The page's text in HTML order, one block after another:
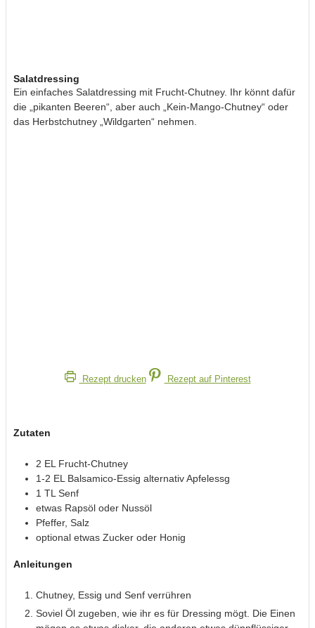
Salatdressing
Ein einfaches Salatdressing mit Frucht-Chutney. Ihr könnt dafür
die „pikanten Beeren“, aber auch „Kein-Mango-Chutney“ oder
das Herbstchutney „Wildgarten“ nehmen.
Rezept drucken Rezept auf Pinterest
Zutaten
2 EL Frucht-Chutney
1-2 EL Balsamico-Essig alternativ Apfelessg
1 TL Senf
etwas Rapsöl oder Nussöl
Pfeffer, Salz
optional etwas Zucker oder Honig
Anleitungen
Chutney, Essig und Senf verrühren
Soviel Öl zugeben, wie ihr es für Dressing mögt. Die Einen